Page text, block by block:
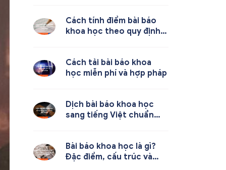
Cách tính điểm bài báo
khoa học theo quy định
Cách tải bài báo khoa
học miễn phí và hợp pháp
Dịch bài báo khoa học
sang tiếng Việt chuẩn
Bài báo khoa học là gì?
Đặc điểm, cấu trúc và